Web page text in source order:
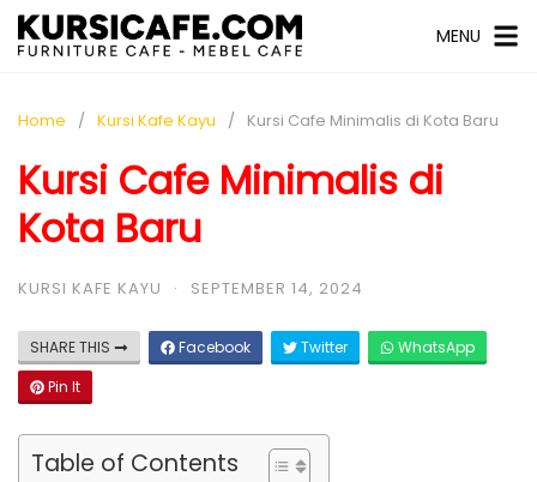
MENU
Home Kursi Kafe Kayu Kursi Cafe Minimalis di Kota Baru
Kursi Cafe Minimalis di
Kota Baru
KURSI KAFE KAYU · SEPTEMBER 14, 2024
SHARE THIS Facebook Twitter
WhatsApp
Pin It
Table of Contents